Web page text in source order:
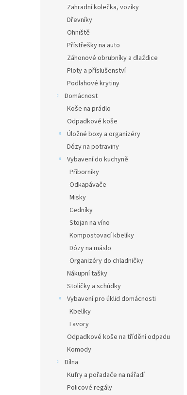
Zahradní kolečka, vozíky
Dřevníky
Ohniště
Přístřešky na auto
Záhonové obrubníky a dlaždice
Ploty a příslušenství
Podlahové krytiny
Domácnost
Koše na prádlo
Odpadkové koše
Úložné boxy a organizéry
Dózy na potraviny
Vybavení do kuchyně
Příborníky
Odkapávače
Misky
Cedníky
Stojan na víno
Kompostovací kbelíky
Dózy na máslo
Organizéry do chladničky
Nákupní tašky
Stoličky a schůdky
Vybavení pro úklid domácnosti
Kbelíky
Lavory
Odpadkové koše na třídění odpadu
Komody
Dílna
Kufry a pořadače na nářadí
Policové regály